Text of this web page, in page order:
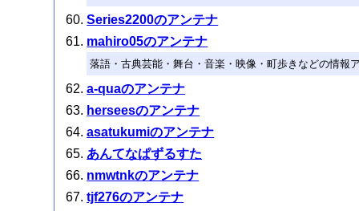
Series2200のアンテナ
mahiro05のアンテナ
落語・古典芸能・舞台・音楽・映像・町歩きなどの情報
a-quaのアンテナ
herseesのアンテナ
asatukumiのアンテナ
あんてなぱずるすた
nmwtnkのアンテナ
tjf276のアンテナ